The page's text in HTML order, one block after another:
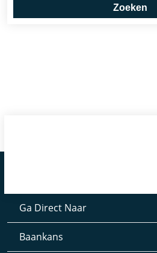
Zoeken
Ga Direct Naar
Baankans